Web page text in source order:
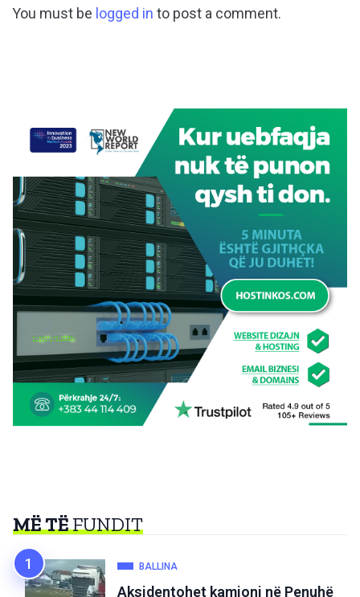
You must be logged in to post a comment.
MË TËFUNDIT
BALLINA
Aksidentohet kamioni në Penuhë